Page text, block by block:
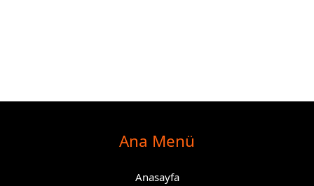
Ana Menü
Anasayfa